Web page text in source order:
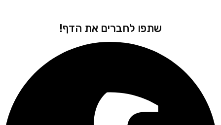
שתפו לחברים את הדף!